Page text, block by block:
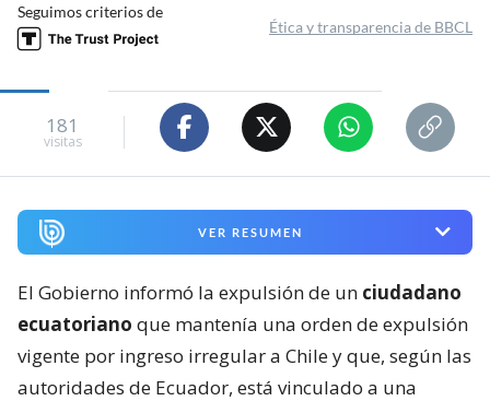
Seguimos criterios de
Ética y transparencia de BBCL
181
visitas
VER RESUMEN
El Gobierno informó la expulsión de un ciudadano
ecuatoriano que mantenía una orden de expulsión
vigente por ingreso irregular a Chile y que, según las
autoridades de Ecuador, está vinculado a una